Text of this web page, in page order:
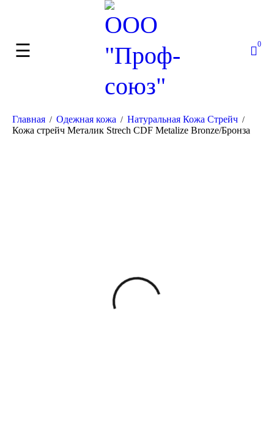
0
Главная / Одежная кожа / Натуральная Кожа Стрейч /
Кожа стрейч Металик Strech CDF Metalize Bronze/Бронза